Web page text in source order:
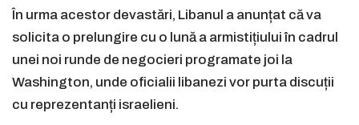
În urma acestor devastări, Libanul a anunțat că va
solicita o prelungire cu o lună a armistițiului în cadrul
unei noi runde de negocieri programate joi la
Washington, unde oficialii libanezi vor purta discuții
cu reprezentanți israelieni.